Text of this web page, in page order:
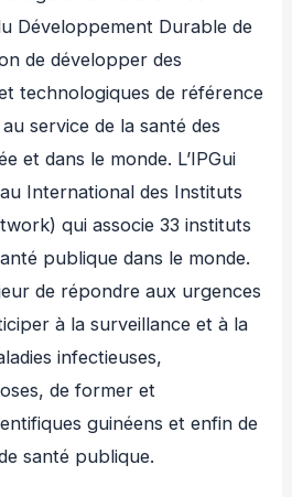
Développement Durable de
de développer des
technologiques de référence
service de la santé des
et dans le monde. L’IPGui
International des Instituts
qui associe 33 instituts
publique dans le monde.
de répondre aux urgences
à la surveillance et à la
infectieuses,
de former et
guinéens et enfin de
santé publique.